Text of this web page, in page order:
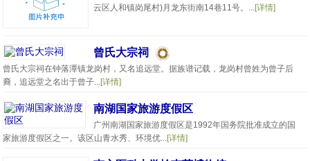
云区人和镇岗尾村)月龙东街南14巷11号。...[详情]
曾氏大宗祠
曾氏大宗祠在钟落潭镇龙岗村，又名追远堂。据族谱记载，龙岗村曾姓为曾子后
裔，追远堂之名出于曾子...[详情]
南湖国家旅游度假区
广州南湖国家旅游度假区是1992年国务院批准成立的国
家旅游度假区之一。该区山青水秀、环境优...[详情]